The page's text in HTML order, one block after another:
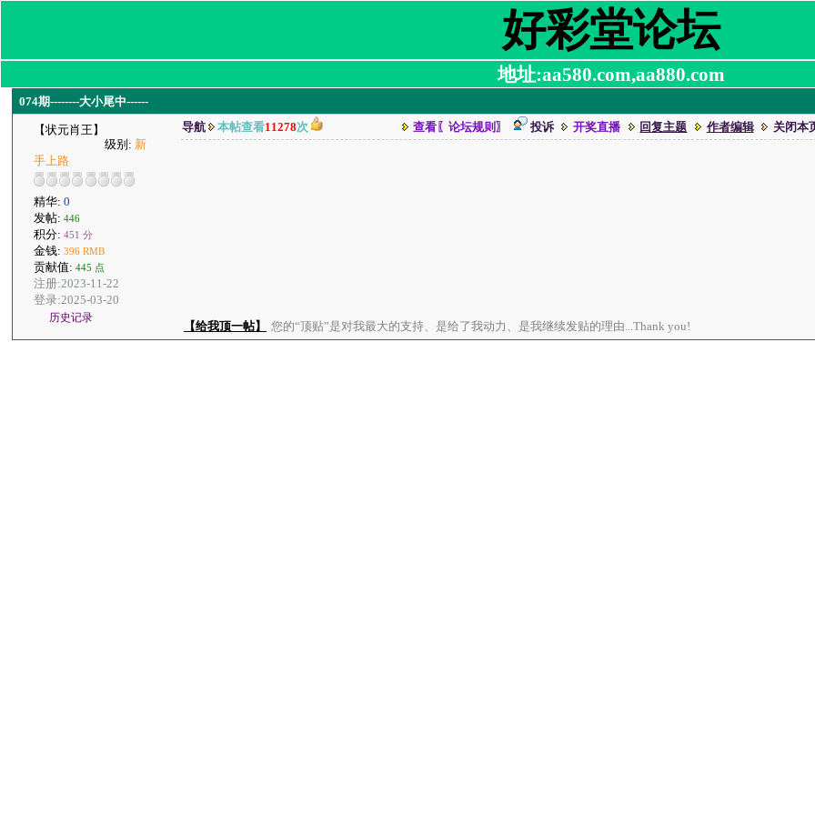
好彩堂论坛
地址:aa580.com,aa880.com
074期--------大小尾中------
【状元肖王】
级别: 新
手上路
精华:0
发帖:446
积分:451 分
金钱:396 RMB
贡献值:445 点
注册:2023-11-22
登录:2025-03-20
历史记录
导航 本帖查看11278次 查看〖论坛规则〗 投诉 开奖直播 回复主题 作者编辑 关闭本
【给我顶一帖】 您的“顶贴”是对我最大的支持、是给了我动力、是我继续发贴的理由...Thank you!